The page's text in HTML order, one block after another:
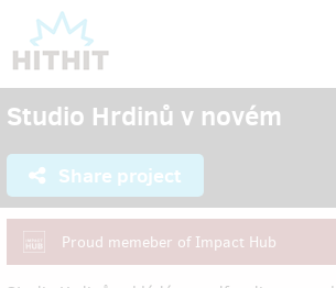
Studio Hrdinů v novém
Share project
Proud memeber of Impact Hub